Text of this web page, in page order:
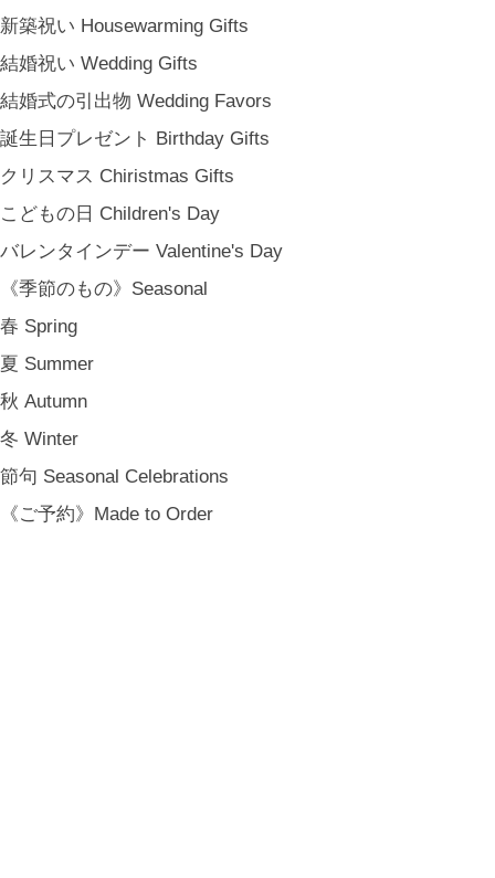
新築祝い Housewarming Gifts
結婚祝い Wedding Gifts
結婚式の引出物 Wedding Favors
誕生日プレゼント Birthday Gifts
クリスマス Chiristmas Gifts
こどもの日 Children's Day
バレンタインデー Valentine's Day
《季節のもの》Seasonal
春 Spring
夏 Summer
秋 Autumn
冬 Winter
節句 Seasonal Celebrations
《ご予約》Made to Order
登録
プライバシーポリシー
特定商取引法に基づく表記
会員規約